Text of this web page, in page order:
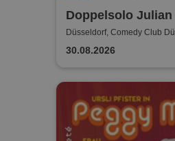
Doppelsolo Julian
Philipp Stieglitz
Düsseldorf, Comedy Club
30.08.2026